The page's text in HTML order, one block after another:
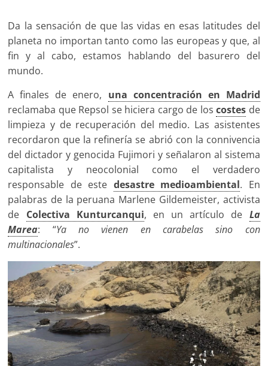
Da la sensación de que las vidas en esas latitudes del
planeta no importan tanto como las europeas y que, al
fin y al cabo, estamos hablando del basurero del
mundo.
A finales de enero, una concentración en Madrid
reclamaba que Repsol se hiciera cargo de loscostes de
limpieza y de recuperación del medio. Las asistentes
recordaron que la refinería se abrió con la connivencia
del dictador y genocida Fujimori y señalaron al sistema
capitalista y neocolonial como el verdadero
responsable de este desastre medioambiental. En
palabras de la peruana Marlene Gildemeister, activista
de Colectiva Kunturcanqui, en un artículo de La
Marea: “Ya no vienen en carabelas sino con
multinacionales”.